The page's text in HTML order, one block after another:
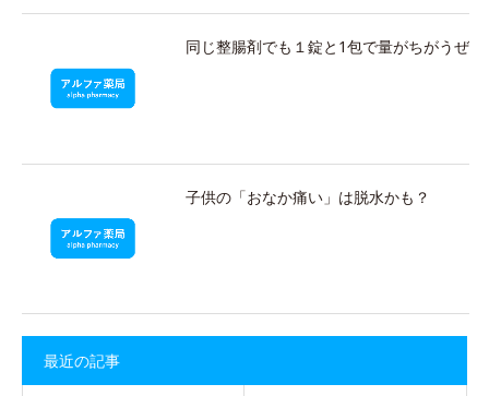
同じ整腸剤でも１錠と1包で量がちがうぜ
子供の「おなか痛い」は脱水かも？
最近の記事